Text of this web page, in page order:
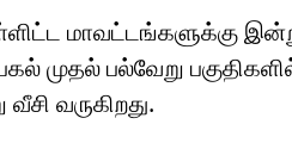
மாவட்டங்களுக்கு
முதல் பல்வேறு
வருகிறது.